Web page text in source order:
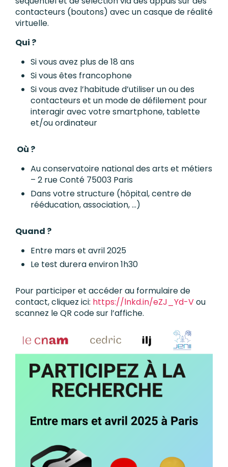
contacteurs (boutons) avec un casque de réalité
virtuelle.
Qui ?
Si vous avez plus de 18 ans
Si vous êtes francophone
Si vous avez l’habitude d’utiliser un ou des
contacteurs et un mode de défilement pour
interagir avec votre smartphone, tablette
et/ou ordinateur
Où ?
Au conservatoire national des arts et métiers
– 2 rue Conté 75003 Paris
Dans votre structure (hôpital, centre de
rééducation, association, …)
Quand ?
Entre mars et avril 2025
Le test durera environ 1h30
Pour participer et accéder au formulaire de
contact, cliquez ici: https://lnkd.in/eZJ_Yd-Vou
scannez le QR code sur l’affiche.